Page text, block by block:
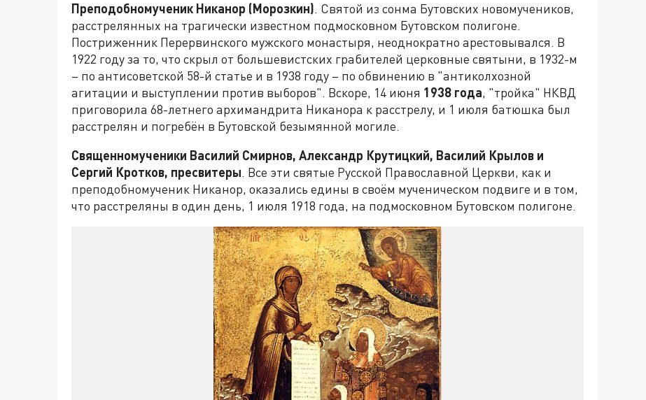
Преподобномученик Никанор (Морозкин). Святой из сонма Бутовских новомучеников,
расстрелянных на трагически известном подмосковном Бутовском полигоне.
Постриженник Перервинского мужского монастыря, неоднократно арестовывался. В
1922 году за то, что скрыл от большевистских грабителей церковные святыни, в 1932-м
– по антисоветской 58-й статье и в 1938 году – по обвинению в "антиколхозной
агитации и выступлении против выборов". Вскоре, 14 июня 1938 года, "тройка" НКВД
приговорила 68-летнего архимандрита Никанора к расстрелу, и 1 июля батюшка был
расстрелян и погребён в Бутовской безымянной могиле.
Священномученики Василий Смирнов, Александр Крутицкий, Василий Крылов и
Сергий Кротков, пресвитеры. Все эти святые Русской Православной Церкви, как и
преподобномученик Никанор, оказались едины в своём мученическом подвиге и в том,
что расстреляны в один день, 1 июля 1918 года, на подмосковном Бутовском полигоне.